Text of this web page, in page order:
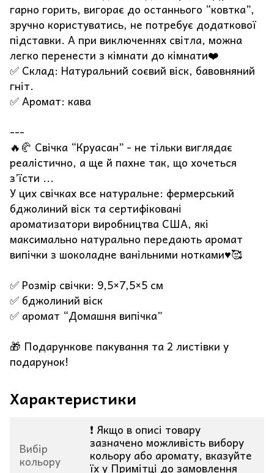
гарно горить, вигорає до останнього “ковтка”,
зручно користуватись, не потребує додаткової
підставки. А при виключеннях світла, можна
легко перенести з кімнати до кімнати❤️
✅ Склад: Натуральний соєвий віск, бавовняний
гніт.
✅ Аромат: кава
---
🔥🥐 Свічка “Круасан” - не тільки виглядає
реалістично, а ще й пахне так, що хочеться
з’їсти ...
У цих свічках все натуральне: фермерський
бджолиний віск та сертифіковані
ароматизатори виробництва США, які
максимально натурально передають аромат
випічки з шоколадне ванільними нотками♥️🥰
✅ Розмір свічки: 9,5×7,5×5 см
✅ бджолиний віск
✅ аромат “Домашня випічка”
🎁 Подарункове пакування та 2 листівки у
подарунок!
Характеристики
Вибір
кольору
❗ Якщо в описі товару
зазначено можливість вибору
кольору або аромату, вказуйте
їх у Примітці до замовлення